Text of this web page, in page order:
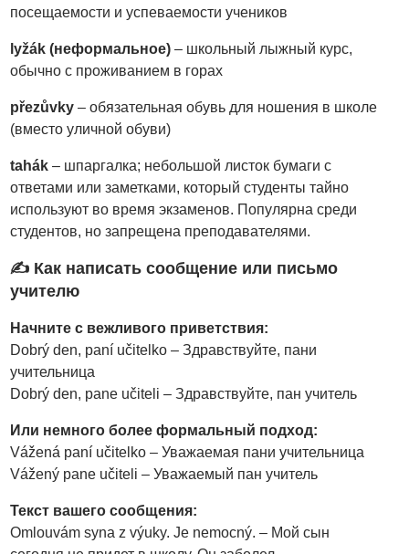
посещаемости и успеваемости учеников
lyžák (неформальное) – школьный лыжный курс,
обычно с проживанием в горах
přezůvky – обязательная обувь для ношения в школе
(вместо уличной обуви)
tahák – шпаргалка; небольшой листок бумаги с
ответами или заметками, который студенты тайно
используют во время экзаменов. Популярна среди
студентов, но запрещена преподавателями.
✍️ Как написать сообщение или письмо
учителю
Начните с вежливого приветствия:
Dobrý den, paní učitelko – Здравствуйте, пани
учительница
Dobrý den, pane učiteli – Здравствуйте, пан учитель
Или немного более формальный подход:
Vážená paní učitelko – Уважаемая пани учительница
Vážený pane učiteli – Уважаемый пан учитель
Текст вашего сообщения:
Omlouvám syna z výuky. Je nemocný. – Мой сын